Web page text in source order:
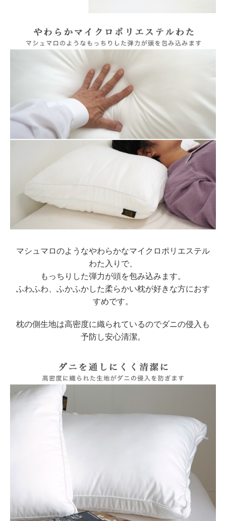
マシュマロのようなやわらかなマイクロポリエステル
わた入りで、
もっちりした弾力が頭を包み込みます。
ふわふわ、ふかふかした柔らかい枕が好きな方におす
すめです。
枕の側生地は高密度に織られているのでダニの侵入も
予防し安心清潔。